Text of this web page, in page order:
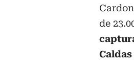
de